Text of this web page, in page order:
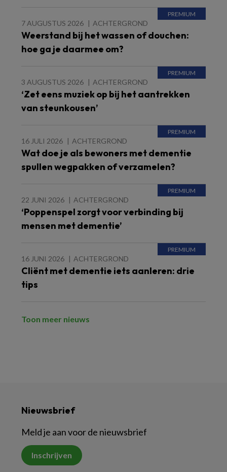
7 AUGUSTUS 2026 ACHTERGROND
Weerstand bij het wassen of douchen:
hoe ga je daarmee om?
3 AUGUSTUS 2026 ACHTERGROND
‘Zet eens muziek op bij het aantrekken
van steunkousen’
16 JULI 2026 ACHTERGROND
Wat doe je als bewoners met dementie
spullen wegpakken of verzamelen?
22 JUNI 2026 ACHTERGROND
‘Poppenspel zorgt voor verbinding bij
mensen met dementie’
16 JUNI 2026 ACHTERGROND
Cliënt met dementie iets aanleren: drie
tips
Toon meer nieuws
Nieuwsbrief
Meld je aan voor de nieuwsbrief
Inschrijven